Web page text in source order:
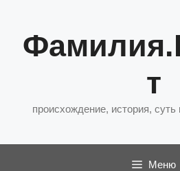
содержимому
т
происхождение, история,
Меню